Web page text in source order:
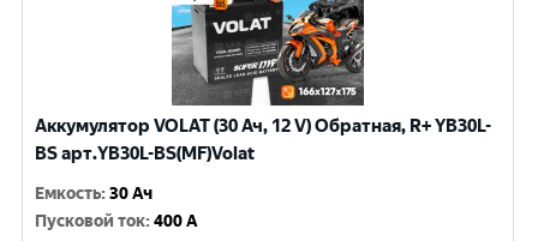
Аккумулятор VOLAT (30 Ач, 12 V) Обратная, R+ YB30L-
BS арт.YB30L-BS(MF)Volat
Емкость:30 Ач
Пусковой ток:400 A